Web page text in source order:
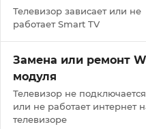
Телевизор зависает или не
работает Smart TV
Замена или ремонт
модуля
Телевизор не
или не работает интернет
телевизоре